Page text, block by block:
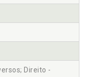
Direito -